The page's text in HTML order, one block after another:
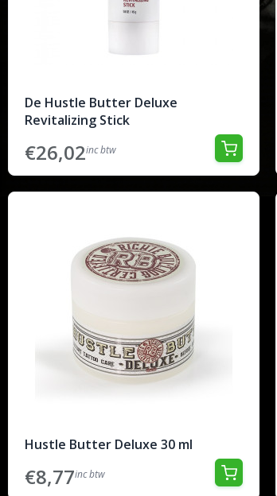
De Hustle Butter Deluxe
Revitalizing Stick
€26,02inc btw
Hustle Butter Deluxe 30 ml
€8,77inc btw